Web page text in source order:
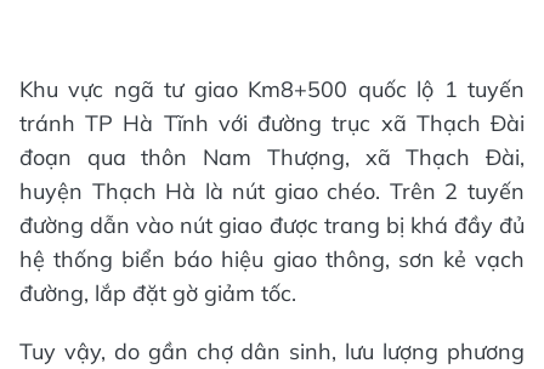
Khu vực ngã tư giao Km8+500 quốc lộ 1 tuyến
tránh TP Hà Tĩnh với đường trục xã Thạch Đài
đoạn qua thôn Nam Thượng, xã Thạch Đài,
huyện Thạch Hà là nút giao chéo. Trên 2 tuyến
đường dẫn vào nút giao được trang bị khá đầy đủ
hệ thống biển báo hiệu giao thông, sơn kẻ vạch
đường, lắp đặt gờ giảm tốc.
Tuy vậy, do gần chợ dân sinh, lưu lượng phương